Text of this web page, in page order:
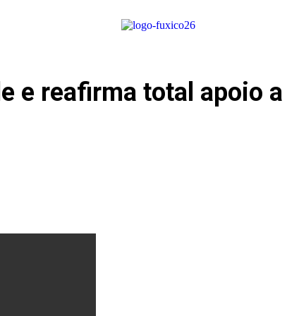
e reafirma total apoio